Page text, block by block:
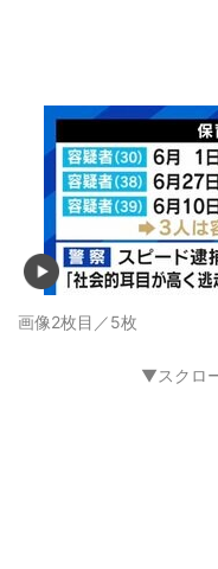
画像2枚目／5枚
▼スクロ